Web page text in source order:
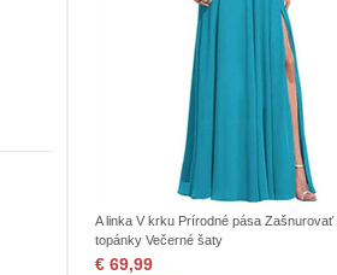
A linka V krku Prírodné pása Zašnurovať
topánky Večerné šaty
€ 69,99